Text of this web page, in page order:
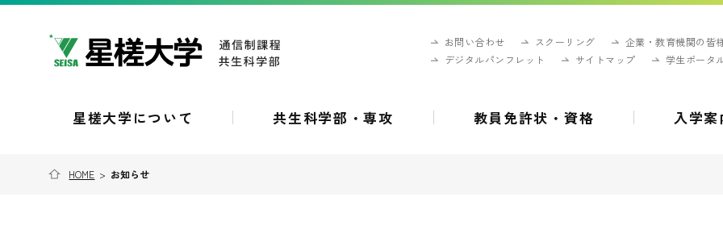
お問い合わせ スクーリング
企業・教育機関の皆
デジタルパンフレット
サイトマップ 学生ポータ
星槎大学について 共生科学部・専攻 教員免許状・資格 入学案
HOME > お知らせ